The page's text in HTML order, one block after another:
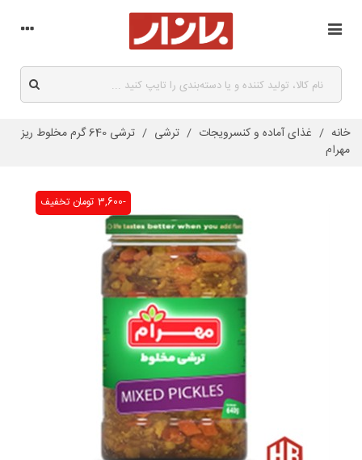
خانه / غذای آماده و کنسرویجات / ترشی /
ترشی 640 گرم مخلوط ریز
مهرام
تخفیف -3,600 تومان